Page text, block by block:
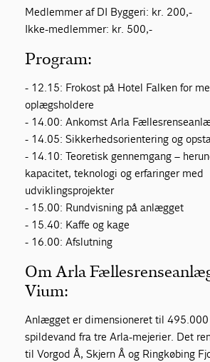
Medlemmer af DI Byggeri: kr. 200,-
Ikke-medlemmer: kr. 500,-
Program:
- 12.15: Frokost på Hotel Falken for
oplægsholdere
- 14.00: Ankomst Arla
- 14.05: Sikkerhedsorientering og
- 14.10: Teoretisk gennemgang –
kapacitet, teknologi og erfaringer med
udviklingsprojekter
- 15.00: Rundvisning på anlægget
- 15.40: Kaffe og kage
- 16.00: Afslutning
Om Arla
Vium:
Anlægget er dimensioneret til 495.000
spildevand fra tre Arla-mejerier. Det
til Vorgod Å, Skjern Å og Ringkøbing